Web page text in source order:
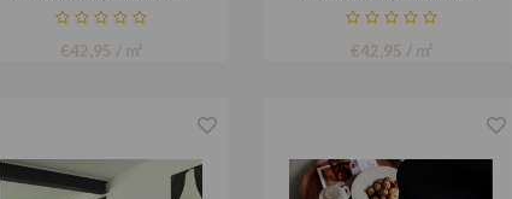
€42,95 / m² €42,95 / m²